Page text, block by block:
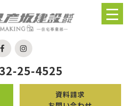
25-4525
資料請求